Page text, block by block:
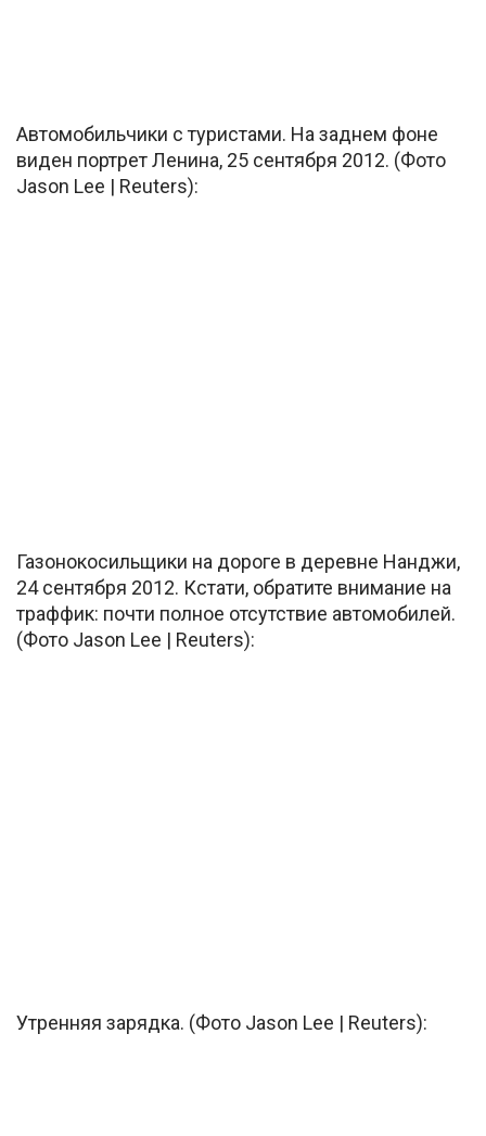
Автомобильчики с туристами. На заднем фоне
виден портрет Ленина, 25 сентября 2012. (Фото
Jason Lee | Reuters):
Газонокосильщики на дороге в деревне Нанджи,
24 сентября 2012. Кстати, обратите внимание на
траффик: почти полное отсутствие автомобилей.
(Фото Jason Lee | Reuters):
Утренняя зарядка. (Фото Jason Lee | Reuters):